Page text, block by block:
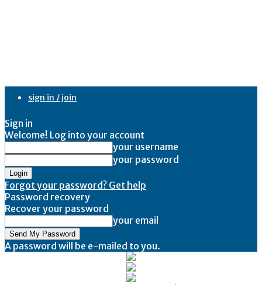
sign in / join
Sign in
Welcome! Log into your account
your username
your password
Forgot your password? Get help
Password recovery
Recover your password
your email
A password will be e-mailed to you.